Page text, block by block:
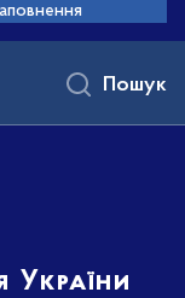
України
Пошук